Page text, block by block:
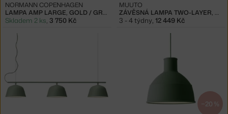
LAMPA AMP LARGE, GOLD / GREEN
NORMANN COPENHAGEN
Skladem 2 ks, 3 750 Kč
ZÁVĚSNÁ LAMPA TWO-LAYER, OLIVE
MUUTO
3 - 4 týdny, 12 449 Kč
−20 %